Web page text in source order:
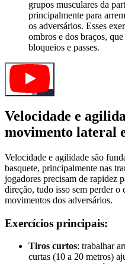
grupos musculares da
principalmente para
os adversários. Esses
ombros e dos braços,
bloqueios e passes.
Velocidade e
movimento lateral
Velocidade e agilidade são
basquete, principalmente nas
jogadores precisam de rapidez
direção, tudo isso sem perder o
movimentos dos adversários.
Exercícios principais:
Tiros curtos: trabalhar
curtas (10 a 20 metros)